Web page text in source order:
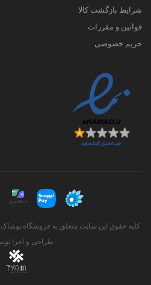
شرایط بازگشت کالا
قوانین و مقررات
حریم خصوصی
کلیه حقوق این سایت متعلق به فروشگاه پوشاک
طراحی و اجرا